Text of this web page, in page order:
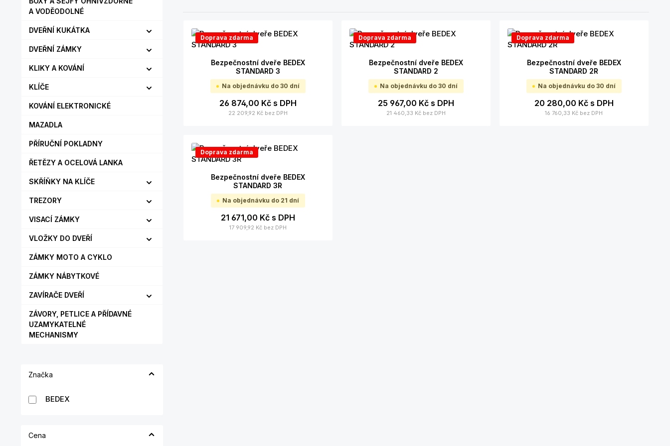
A VODĚODOLNÉ
DVEŘNÍ KUKÁTKA
DVEŘNÍ ZÁMKY
KLIKY A KOVÁNÍ
KLÍČE
KOVÁNÍ ELEKTRONICKÉ
MAZADLA
PŘÍRUČNÍ POKLADNY
ŘETĚZY A OCELOVÁ LANKA
SKŘÍŇKY NA KLÍČE
TREZORY
VISACÍ ZÁMKY
VLOŽKY DO DVEŘÍ
ZÁMKY MOTO A CYKLO
ZÁMKY NÁBYTKOVÉ
ZAVÍRAČE DVEŘÍ
ZÁVORY, PETLICE A PŘÍDAVNÉ
UZAMYKATELNÉ
MECHANISMY
Značka
BEDEX
Cena
Doprava zdarma
Bezpečnostní dveře BEDEX
STANDARD 3
Na objednávku do 30 dní
26 874,00 Kč s DPH
22 209,92 Kč bez DPH
Doprava zdarma
Bezpečnostní dveře BEDEX
STANDARD 2
Na objednávku do 30 dní
25 967,00 Kč s DPH
21 460,33 Kč bez DPH
Doprava zdarma
Bezpečnostní dveře BEDEX
STANDARD 2R
Na objednávku do 30 dní
20 280,00 Kč s DPH
16 760,33 Kč bez DPH
Doprava zdarma
Bezpečnostní dveře BEDEX
STANDARD 3R
Na objednávku do 21 dní
21 671,00 Kč s DPH
17 909,92 Kč bez DPH